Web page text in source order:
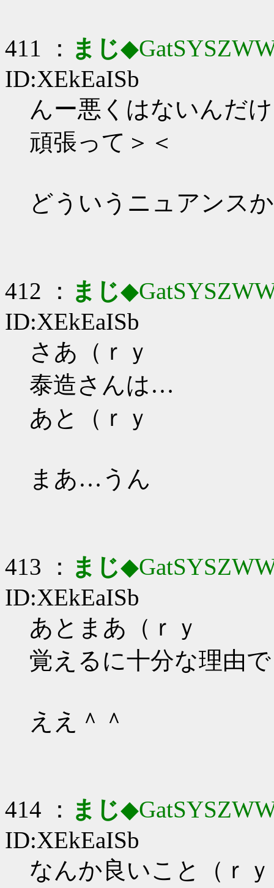
411 ： まじ
ID:XEkEaISb
んー悪くはないんだ
頑張って＞＜
どういうニュアンス
412 ： まじ
ID:XEkEaISb
さあ（ｒｙ
泰造さんは…
あと（ｒｙ
まあ…うん
413 ： まじ
ID:XEkEaISb
あとまあ（ｒｙ
覚えるに十分な理由
ええ＾＾
414 ： まじ
ID:XEkEaISb
なんか良いこと（ｒｙ